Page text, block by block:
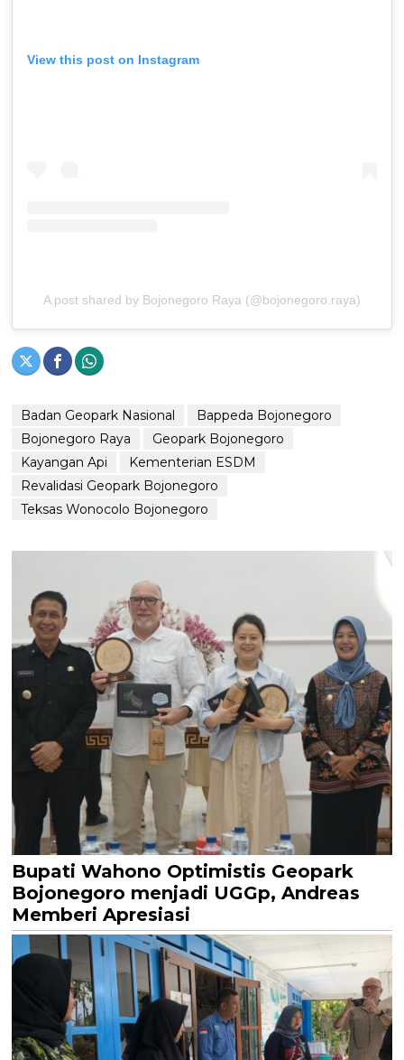
View this post on Instagram
A post shared by Bojonegoro Raya (@bojonegoro.raya)
Badan Geopark Nasional
Bappeda Bojonegoro
Bojonegoro Raya
Geopark Bojonegoro
Kayangan Api
Kementerian ESDM
Revalidasi Geopark Bojonegoro
Teksas Wonocolo Bojonegoro
Bupati Wahono Optimistis Geopark
Bojonegoro menjadi UGGp, Andreas
Memberi Apresiasi